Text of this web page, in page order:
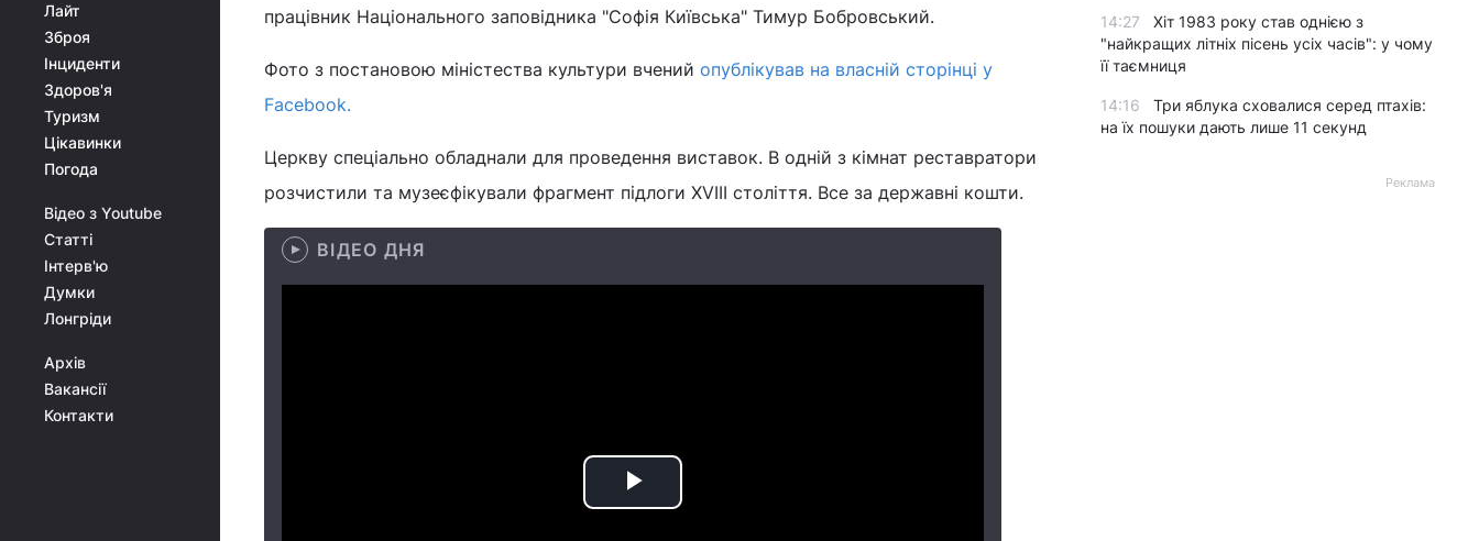
Лайт
Зброя
Інциденти
Здоров'я
Туризм
Цікавинки
Погода
Відео з Youtube
Статті
Інтерв'ю
Думки
Лонгріди
Архів
Вакансії
Контакти
працівник Національного заповідника "Софія Київська" Тимур Бобровський.
Фото з постановою міністества культури вчений опублікував на власній сторінці у
Facebook.
Церкву спеціально обладнали для проведення виставок. В одній з кімнат реставратори
розчистили та музеєфікували фрагмент підлоги XVIII століття. Все за державні кошти.
ВІДЕО ДНЯ
Play
14:27
Хіт 1983 року став однією з
"найкращих літніх пісень усіх часів": у чому
її таємниця
14:16
Три яблука сховалися серед птахів:
на їх пошуки дають лише 11 секунд
Реклама